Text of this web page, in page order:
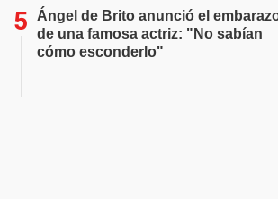
Ángel de Brito anunció el
de una famosa actriz: "No sabían
cómo esconderlo"